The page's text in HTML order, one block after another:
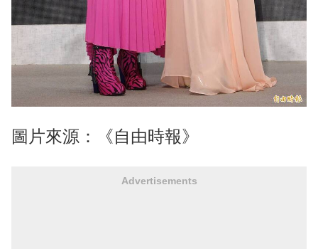
圖片來源：《自由時報》
Advertisements